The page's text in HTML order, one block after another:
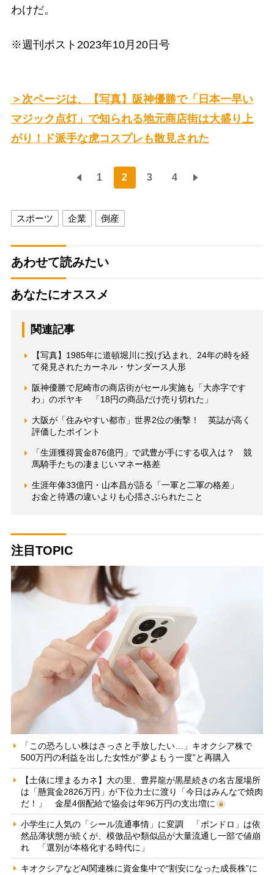
わけだ。
※週刊ポスト2023年10月20日号
＞次ページは、【写真】阪神優勝で「日本一早い
マジック点灯」で知られる地元商店街は大盛り上
がり！ド派手な虎コスプレも散見された
1 2 3 4
スポーツ 企業 倒産
あわせて読みたい
あなたにオススメ
関連記事
【写真】1985年に道頓堀川に投げ込まれ、24年の時を経
て発見されたカーネル・サンダース人形
阪神優勝で尼崎市の商店街がセール実施も「大赤字です
わ」のボヤキ 「18円の商品だけ売り切れた」
大阪が「住みやすい都市」世界2位の衝撃！ 英誌が高く
評価したポイント
「生涯獲得賞金876億円」で武豊が手にする収入は？ 競
馬騎手たちの凄まじいマネー格差
生涯年俸33億円・山本昌が語る「一軍と二軍の格差」
お金と待遇の違いよりも心揺さぶられたこと
注目TOPIC
「この恐ろしい株はさっさと手放したい…」キオクシア株で
500万円の利益を出した女性が“夢よもう一度”と再購入
【土俵に埋まるカネ】大の里、豊昇龍が黒星続きの名古屋場所
は「懸賞金2826万円」が下位力士に渡り「今日はみんなで焼肉
だ！」 金星4個配給で協会は年96万円の支出増に
小学生に人気の「シール流通事情」に変調 「ボンドロ」は依
然品薄状態が続くが、模倣品や類似品が大量流通し一部で値崩
れ 「選別が本格化する時代に」
キオクシアなどAI関連株に資金集中で“割安になった成長株”に